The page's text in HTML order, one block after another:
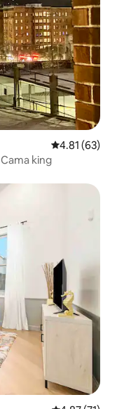
Calificación
4.81 (63)
king